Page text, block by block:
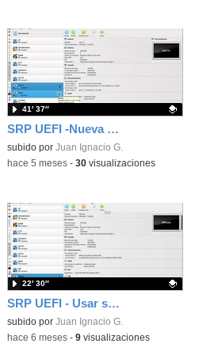
SRP UEFI -Nueva version del particionador para instalar SRP
Contenido educativo.
subido por Juan Ignacio G.
41′ 37″
-hace 5 meses- 30visualizaciones
SRP UEFI - Usar solo la particion SRP (sin partición SRPBACKUP)
Contenido educativo.
subido por Juan Ignacio G.
22′ 30″
-hace 6 meses- 9visualizaciones